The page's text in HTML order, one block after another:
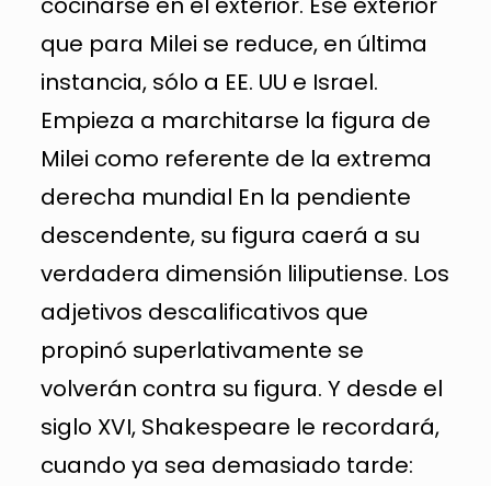
que para Milei se reduce, en última
instancia, sólo a EE. UU e Israel.
Empieza a marchitarse la figura de
Milei como referente de la extrema
derecha mundial En la pendiente
descendente, su figura caerá a su
verdadera dimensión liliputiense. Los
adjetivos descalificativos que
propinó superlativamente se
volverán contra su figura. Y desde el
siglo XVI, Shakespeare le recordará,
cuando ya sea demasiado tarde: